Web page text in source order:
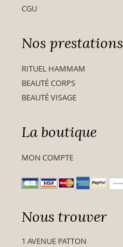
CGU
Nos prestations
RITUEL HAMMAM
BEAUTÉ CORPS
BEAUTÉ VISAGE
La boutique
MON COMPTE
Nous trouver
1 AVENUE PATTON